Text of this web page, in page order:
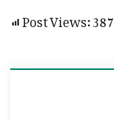
Post Views:387